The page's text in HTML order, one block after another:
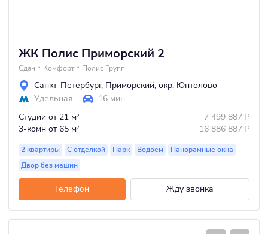
ЖК Полис Приморский 2
Сдан Комфорт Полис Групп
Санкт-Петербург, Приморский, окр. Юнтолово
Удельная
16 мин
Студии от 21 м2 7 499 887 ₽
3-комн от 65 м2 16 886 887 ₽
2 квартиры С отделкой Парк Водоем
Панорамные окна
Двор без машин
Телефон Жду звонка